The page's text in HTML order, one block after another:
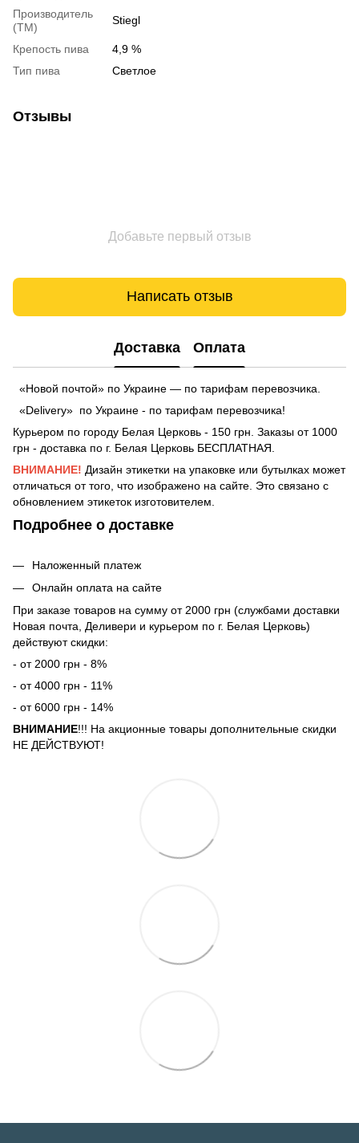
Производитель
(ТМ)
Stiegl
Крепость пива
4,9 %
Тип пива
Светлое
Отзывы
Добавьте первый отзыв
Написать отзыв
Доставка Оплата
«Новой почтой» по Украине — по тарифам перевозчика.
«Delivery» по Украине - по тарифам перевозчика!
Курьером по городу Белая Церковь - 150 грн. Заказы от 1000
грн - доставка по г. Белая Церковь БЕСПЛАТНАЯ.
ВНИМАНИЕ! Дизайн этикетки на упаковке или бутылках может
отличаться от того, что изображено на сайте. Это связано с
обновлением этикеток изготовителем.
Подробнее о доставке
Наложенный платеж
Онлайн оплата на сайте
При заказе товаров на сумму от 2000 грн (службами доставки
Новая почта, Деливери и курьером по г. Белая Церковь)
действуют скидки:
- от 2000 грн - 8%
- от 4000 грн - 11%
- от 6000 грн - 14%
ВНИМАНИЕ!!! На акционные товары дополнительные скидки
НЕ ДЕЙСТВУЮТ!